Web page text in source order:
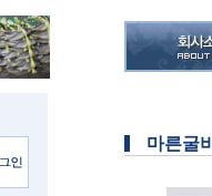
마른굴비